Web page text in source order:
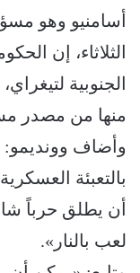
أسامنيو وهو
الثلاثاء، إن
الجنوبية
منها من مصدر
وأضاف وونديمو:
بالتعبئة
أن يطلق حرباً
لعب بالنار».